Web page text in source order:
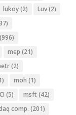
lukoy(2) Luv(2)
(996)
mep (21)
(2)
moh (1)
(5) msft (42)
comp. (201)